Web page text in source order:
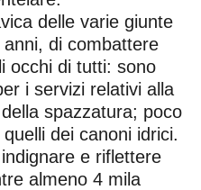
delle varie giunte
di combattere
occhi di tutti: sono
i servizi relativi alla
spazzatura; poco
dei canoni idrici.
e riflettere
almeno 4 mila